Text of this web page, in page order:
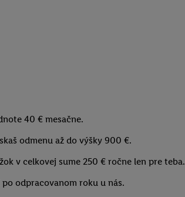
40 € mesačne.
odmenu až do výšky 900 €.
v celkovej sume 250 € ročne len pre teba.
odpracovanom roku u nás.